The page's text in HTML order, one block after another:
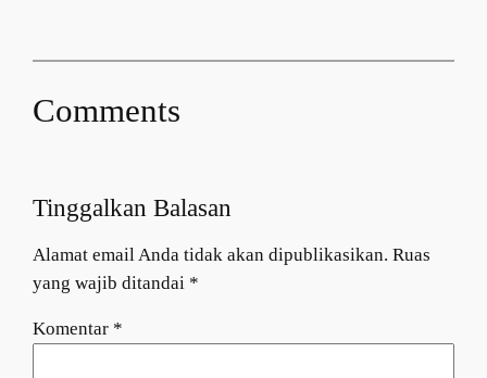
Comments
Tinggalkan Balasan
Alamat email Anda tidak akan dipublikasikan. Ruas
yang wajib ditandai *
Komentar *